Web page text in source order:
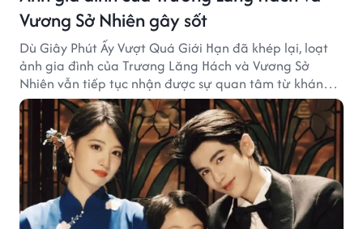
Vương Sở Nhiên gây sốt
Dù Giây Phút Ấy Vượt Quá Giới Hạn đã khép lại, loạt
ảnh gia đình của Trương Lăng Hách và Vương Sở
Nhiên vẫn tiếp tục nhận được sự quan tâm từ khán
giả.